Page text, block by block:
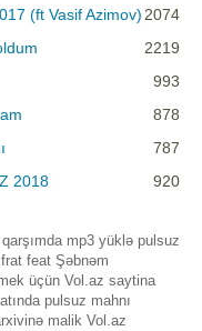
(ft Vasif Azimov) 2074
2219
993
878
787
2018
920
mp3 yüklə pulsuz
feat Şəbnəm
üçün Vol.az saytina
pulsuz mahnı
malik Vol.az